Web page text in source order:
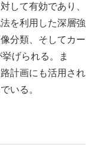
して有効であり、
を利用した深層強
分類、そしてカー
げられる。ま
計画にも活用され
いる。